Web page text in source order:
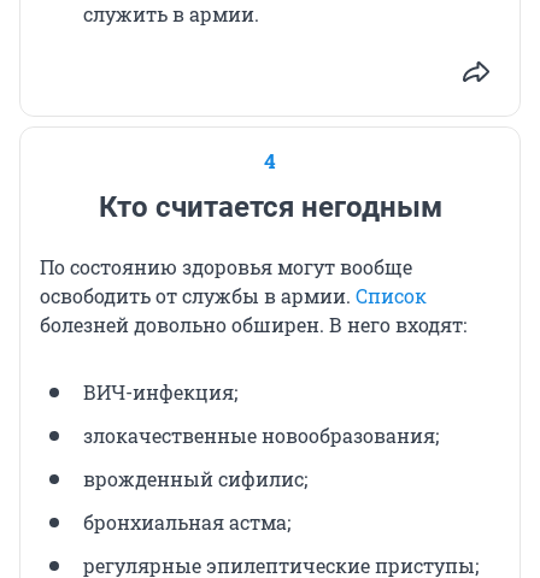
служить в армии.
4
Кто считается негодным
По состоянию здоровья могут вообще
освободить от службы в армии. Список
болезней довольно обширен. В него входят:
ВИЧ-инфекция;
злокачественные новообразования;
врожденный сифилис;
бронхиальная астма;
регулярные эпилептические приступы;